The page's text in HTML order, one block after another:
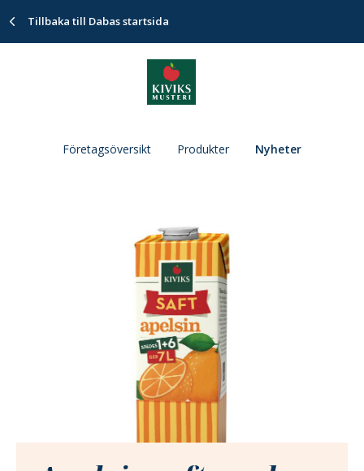
Tillbaka till Dabas startsida
Företagsöversikt Produkter Nyheter